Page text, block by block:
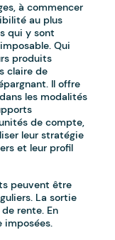
à commencer
au plus
qui y sont
Qui
produits
claire de
Il offre
les modalités
de compte,
leur stratégie
et leur profil
peuvent être
La sortie
rente. En
imposées.